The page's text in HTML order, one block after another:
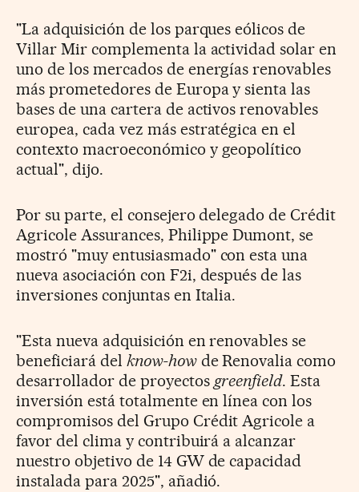
"La adquisición de los parques eólicos de
Villar Mir complementa la actividad solar en
uno de los mercados de energías renovables
más prometedores de Europa y sienta las
bases de una cartera de activos renovables
europea, cada vez más estratégica en el
contexto macroeconómico y geopolítico
actual", dijo.
Por su parte, el consejero delegado de Crédit
Agricole Assurances, Philippe Dumont, se
mostró "muy entusiasmado" con esta una
nueva asociación con F2i, después de las
inversiones conjuntas en Italia.
"Esta nueva adquisición en renovables se
beneficiará del know-howde Renovalia como
desarrollador de proyectos greenfield. Esta
inversión está totalmente en línea con los
compromisos del Grupo Crédit Agricole a
favor del clima y contribuirá a alcanzar
nuestro objetivo de 14 GW de capacidad
instalada para 2025", añadió.